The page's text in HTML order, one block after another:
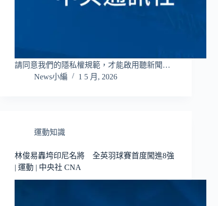
請同意我們的隱私權規範，才能啟用聽新聞…
News小編
1 5 月, 2026
運動知識
林俊易轟垮印尼名將 全英羽球賽首度闖進8強
| 運動 | 中央社 CNA